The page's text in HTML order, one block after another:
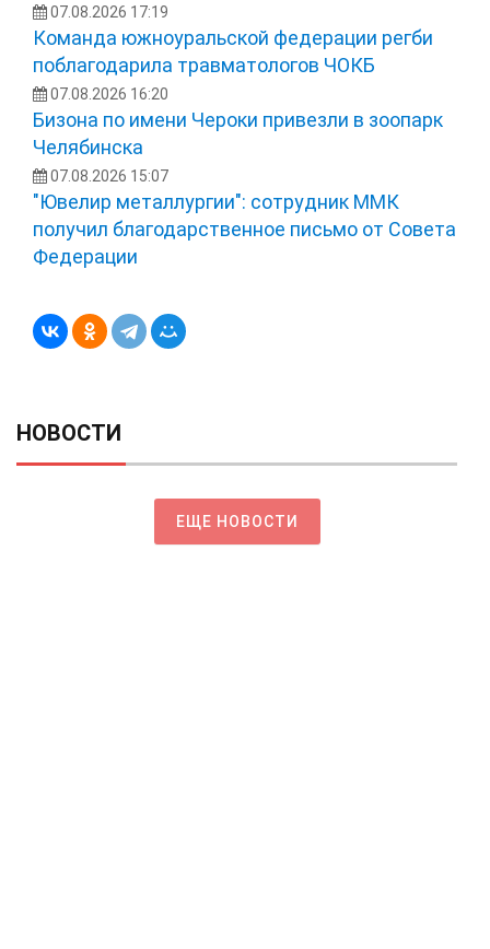
07.08.2026 17:19
Команда южноуральской федерации регби
поблагодарила травматологов ЧОКБ
07.08.2026 16:20
Бизона по имени Чероки привезли в зоопарк
Челябинска
07.08.2026 15:07
"Ювелир металлургии": сотрудник ММК
получил благодарственное письмо от Совета
Федерации
НОВОСТИ
ЕЩЕ НОВОСТИ